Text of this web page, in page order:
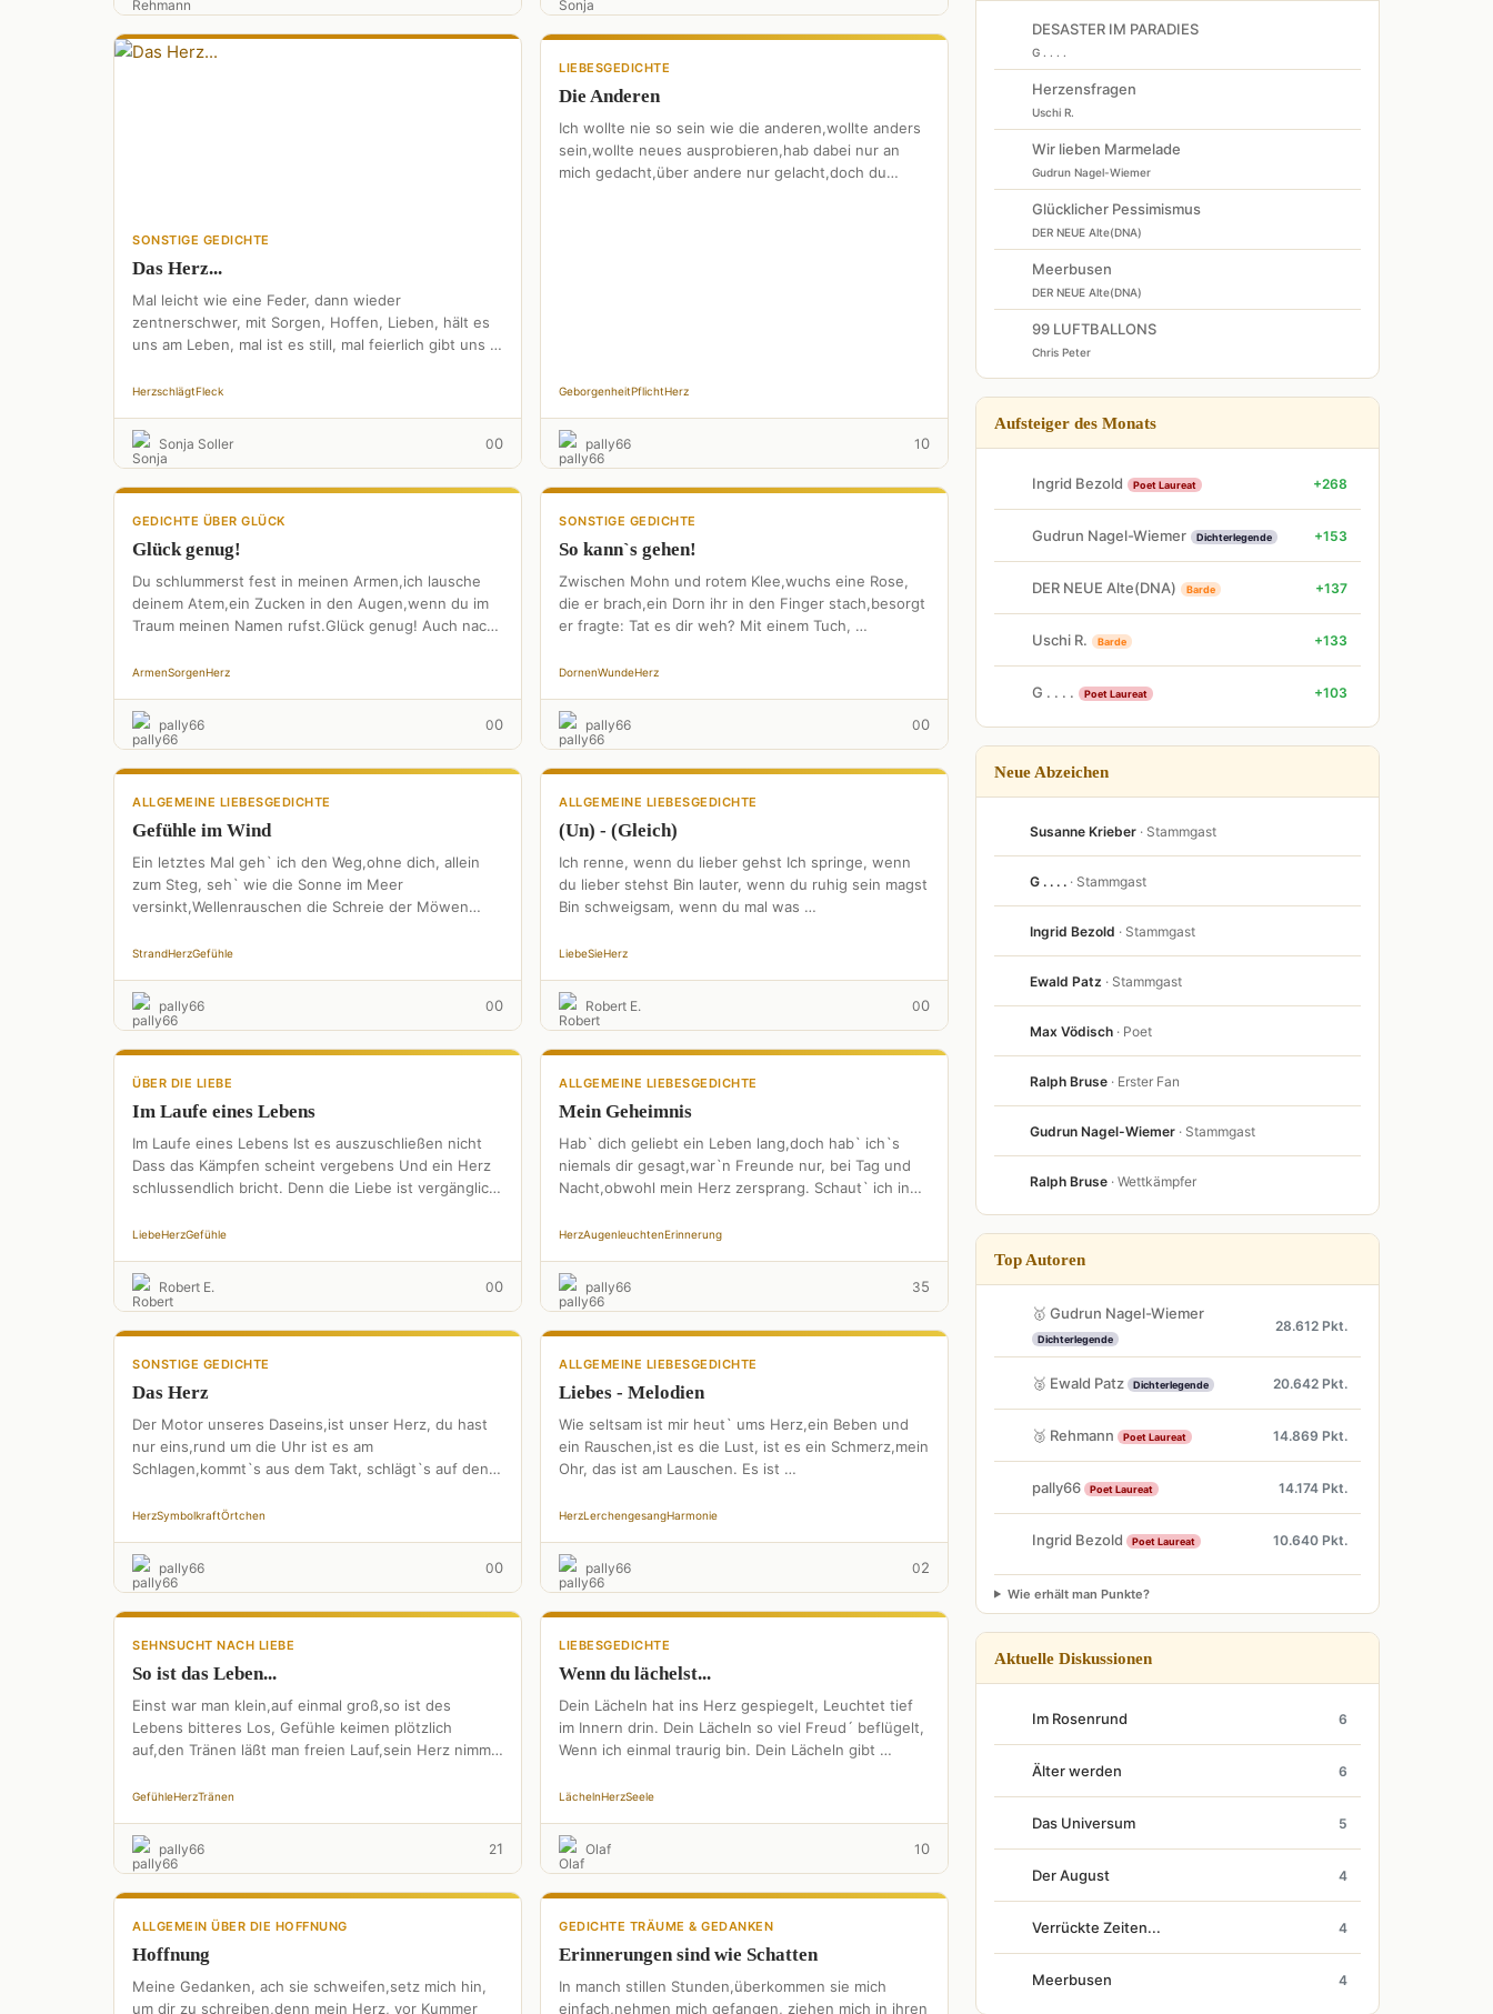
SONSTIGE GEDICHTE
Das Herz...
Mal leicht wie eine Feder, dann wieder
zentnerschwer, mit Sorgen, Hoffen, Lieben, hält es
uns am Leben, mal ist es still, mal feierlich gibt uns …
HerzschlägtFleck
Sonja Soller 00
LIEBESGEDICHTE
Die Anderen
Ich wollte nie so sein wie die anderen,wollte anders
sein,wollte neues ausprobieren,hab dabei nur an
mich gedacht,über andere nur gelacht,doch du
GeborgenheitPflichtHerz
pally66 10
GEDICHTE ÜBER GLÜCK
Glück genug!
Du schlummerst fest in meinen Armen,ich lausche
deinem Atem,ein Zucken in den Augen,wenn du im
Traum meinen Namen rufst.Glück genug! Auch nach
ArmenSorgenHerz
pally66 00
SONSTIGE GEDICHTE
So kann`s gehen!
Zwischen Mohn und rotem Klee,wuchs eine Rose,
die er brach,ein Dorn ihr in den Finger stach,besorgt
er fragte: Tat es dir weh? Mit einem Tuch, …
DornenWundeHerz
pally66 00
ALLGEMEINE LIEBESGEDICHTE
Gefühle im Wind
Ein letztes Mal geh` ich den Weg,ohne dich, allein
zum Steg, seh` wie die Sonne im Meer
versinkt,Wellenrauschen die Schreie der Möwen
StrandHerzGefühle
pally66 00
ALLGEMEINE LIEBESGEDICHTE
(Un) - (Gleich)
Ich renne, wenn du lieber gehst Ich springe, wenn
du lieber stehst Bin lauter, wenn du ruhig sein magst
Bin schweigsam, wenn du mal was …
LiebeSieHerz
Robert E. 00
ÜBER DIE LIEBE
Im Laufe eines Lebens
Im Laufe eines Lebens Ist es auszuschließen nicht
Dass das Kämpfen scheint vergebens Und ein Herz
schlussendlich bricht. Denn die Liebe ist vergänglich
LiebeHerzGefühle
Robert E. 00
ALLGEMEINE LIEBESGEDICHTE
Mein Geheimnis
Hab` dich geliebt ein Leben lang,doch hab` ich`s
niemals dir gesagt,war`n Freunde nur, bei Tag und
Nacht,obwohl mein Herz zersprang. Schaut` ich in
HerzAugenleuchtenErinnerung
pally66 35
SONSTIGE GEDICHTE
Das Herz
Der Motor unseres Daseins,ist unser Herz, du hast
nur eins,rund um die Uhr ist es am
Schlagen,kommt`s aus dem Takt, schlägt`s auf den
HerzSymbolkraftÖrtchen
pally66 00
ALLGEMEINE LIEBESGEDICHTE
Liebes - Melodien
Wie seltsam ist mir heut` ums Herz,ein Beben und
ein Rauschen,ist es die Lust, ist es ein Schmerz,mein
Ohr, das ist am Lauschen. Es ist …
HerzLerchengesangHarmonie
pally66 02
SEHNSUCHT NACH LIEBE
So ist das Leben...
Einst war man klein,auf einmal groß,so ist des
Lebens bitteres Los, Gefühle keimen plötzlich
auf,den Tränen läßt man freien Lauf,sein Herz nimmt
GefühleHerzTränen
pally66 21
LIEBESGEDICHTE
Wenn du lächelst...
Dein Lächeln hat ins Herz gespiegelt, Leuchtet tief
im Innern drin. Dein Lächeln so viel Freud´ beflügelt,
Wenn ich einmal traurig bin. Dein Lächeln gibt …
LächelnHerzSeele
Olaf 10
ALLGEMEIN ÜBER DIE HOFFNUNG
Hoffnung
Meine Gedanken, ach sie schweifen,setz mich hin,
um dir zu schreiben,denn mein Herz, vor Kummer
GEDICHTE TRÄUME & GEDANKEN
Erinnerungen sind wie Schatten
In manch stillen Stunden,überkommen sie mich
einfach,nehmen mich gefangen, ziehen mich in ihren
DESASTER IM PARADIES
G . . . .
Herzensfragen
Uschi R.
Wir lieben Marmelade
Gudrun Nagel-Wiemer
Glücklicher Pessimismus
DER NEUE Alte(DNA)
Meerbusen
DER NEUE Alte(DNA)
99 LUFTBALLONS
Chris Peter
Aufsteiger des Monats
Ingrid Bezold Poet Laureat +268
Gudrun Nagel-Wiemer Dichterlegende +153
DER NEUE Alte(DNA) Barde +137
Uschi R. Barde +133
G . . . . Poet Laureat +103
Neue Abzeichen
Susanne Krieber · Stammgast
G . . . . · Stammgast
Ingrid Bezold · Stammgast
Ewald Patz · Stammgast
Max Vödisch · Poet
Ralph Bruse · Erster Fan
Gudrun Nagel-Wiemer · Stammgast
Ralph Bruse · Wettkämpfer
Top Autoren
🥇 Gudrun Nagel-Wiemer
Dichterlegende
28.612 Pkt.
🥈 Ewald Patz Dichterlegende 20.642 Pkt.
🥉 Rehmann Poet Laureat 14.869 Pkt.
pally66 Poet Laureat 14.174 Pkt.
Ingrid Bezold Poet Laureat 10.640 Pkt.
Wie erhält man Punkte?
Aktuelle Diskussionen
Im Rosenrund 6
Älter werden 6
Das Universum 5
Der August 4
Verrückte Zeiten... 4
Meerbusen 4